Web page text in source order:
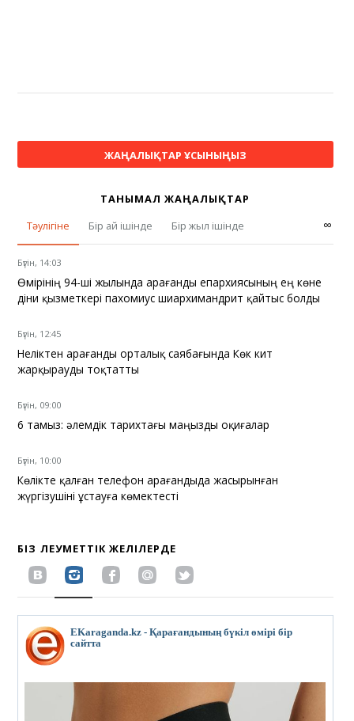
ЖАҢАЛЫҚТАР ҰСЫНЫҢЫЗ
ТАНЫМАЛ ЖАҢАЛЫҚТАР
Тәулігіне
Бір ай ішінде Бір жыл ішінде ∞
Бүгін, 14:03
Өмірінің 94-ші жылында Қарағанды епархиясының ең көне
діни қызметкері пахомиус шиархимандрит қайтыс болды
Бүгін, 12:45
Неліктен Қарағанды орталық саябағында Көк кит
жарқырауды тоқтатты
Бүгін, 09:00
6 тамыз: әлемдік тарихтағы маңызды оқиғалар
Бүгін, 10:00
Көлікте қалған телефон Қарағандыда жасырынған
жүргізушіні ұстауға көмектесті
БІЗ ӘЛЕУМЕТТІК ЖЕЛІЛЕРДЕ
EKaraganda.kz - Қарағандының бүкіл өмірі бір
сайтта